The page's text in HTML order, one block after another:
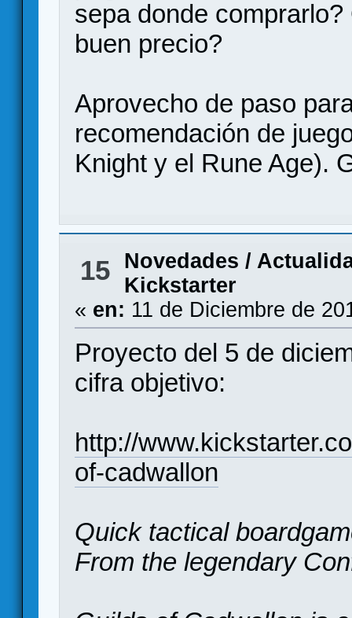
sepa donde
buen precio?
Aprovecho de paso
recomendación de
Knight y el Rune Age).
15
Novedades /
Kickstarter
« en: 11 de Diciembre de
Proyecto del 5 de
cifra objetivo:
http://
of-cadwallon
Quick tactical
From the legendary